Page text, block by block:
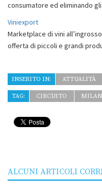
consumatore ed eliminando
Viniexport
Marketplace di vini
offerta di piccoli e grandi
INSERITO IN: ATTUALITÀ
TAG: CIRCUITO
ALCUNI ARTICOLI